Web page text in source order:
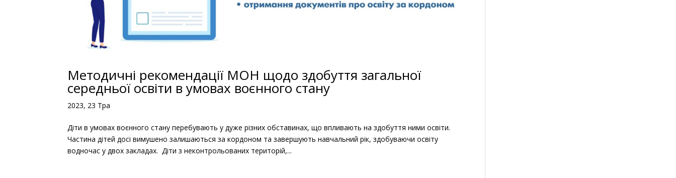
Методичні рекомендації МОН щодо здобуття загальної
середньої освіти в умовах воєнного стану
2023, 23 Тра
Діти в умовах воєнного стану перебувають у дуже різних обставинах, що впливають на здобуття ними освіти.
Частина дітей досі вимушено залишаються за кордоном та завершують навчальний рік, здобуваючи освіту
водночас у двох закладах. Діти з неконтрольованих територій,...